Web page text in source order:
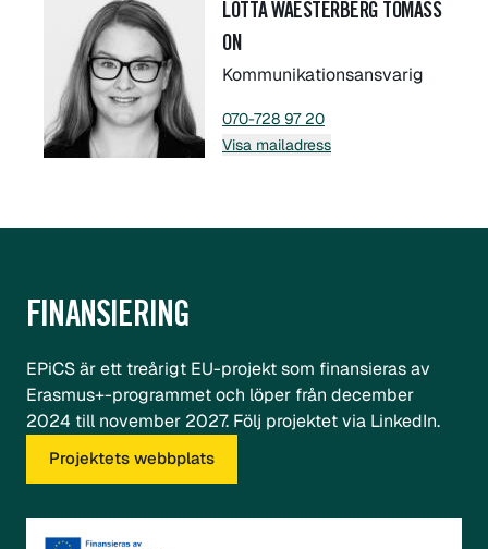
LOTTA WAESTERBERG TOMASS
ON
Kommunikationsansvarig
070-728 97 20
Visa mailadress
FINANSIERING
EPiCS är ett treårigt EU-projekt som finansieras av
Erasmus+-programmet och löper från december
2024 till november 2027. Följ projektet via LinkedIn.
Projektets webbplats